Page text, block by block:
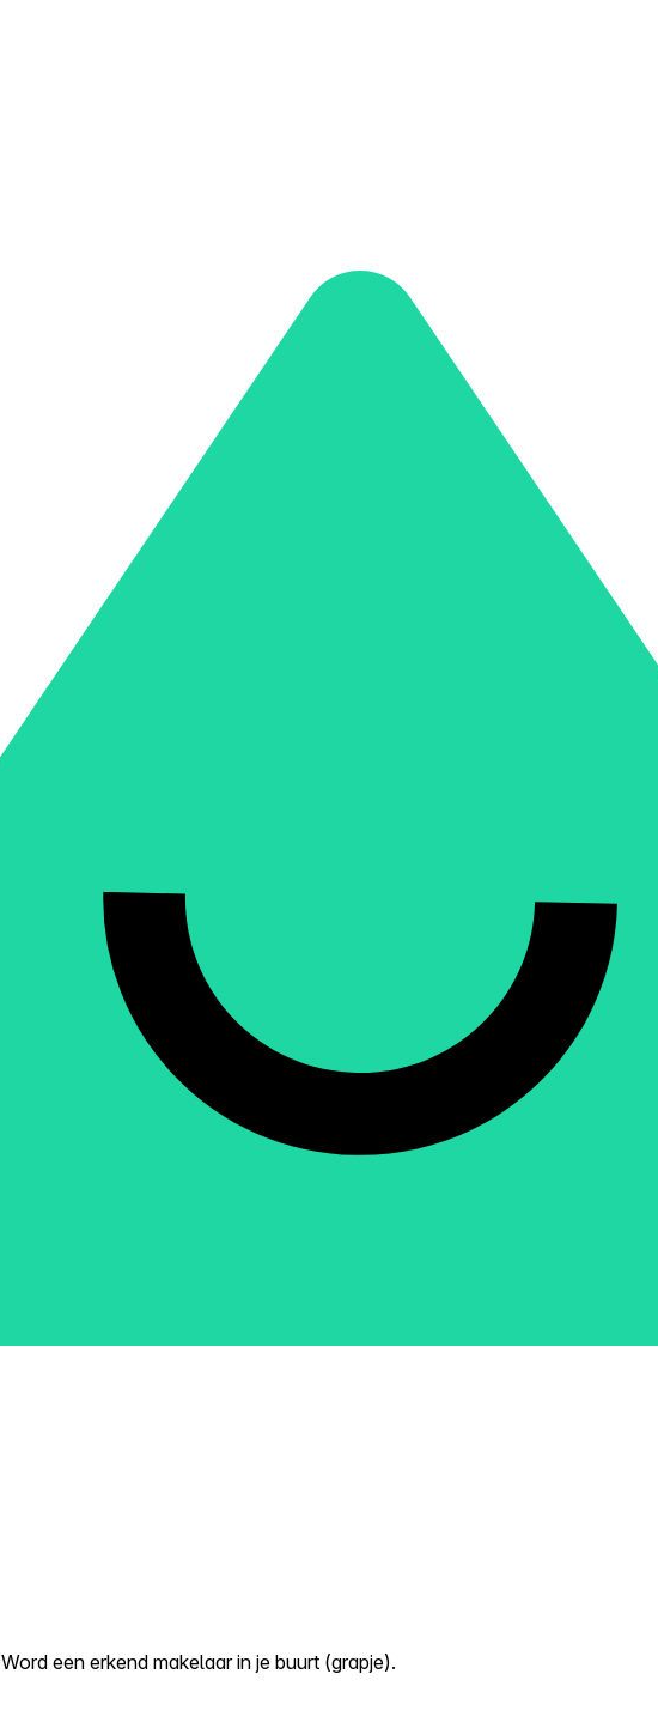
Word een erkend makelaar in je buurt (grapje).